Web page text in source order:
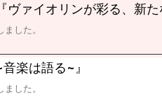
ヴァイオリンが彩る、新た
した。
音楽は語る~』
した。